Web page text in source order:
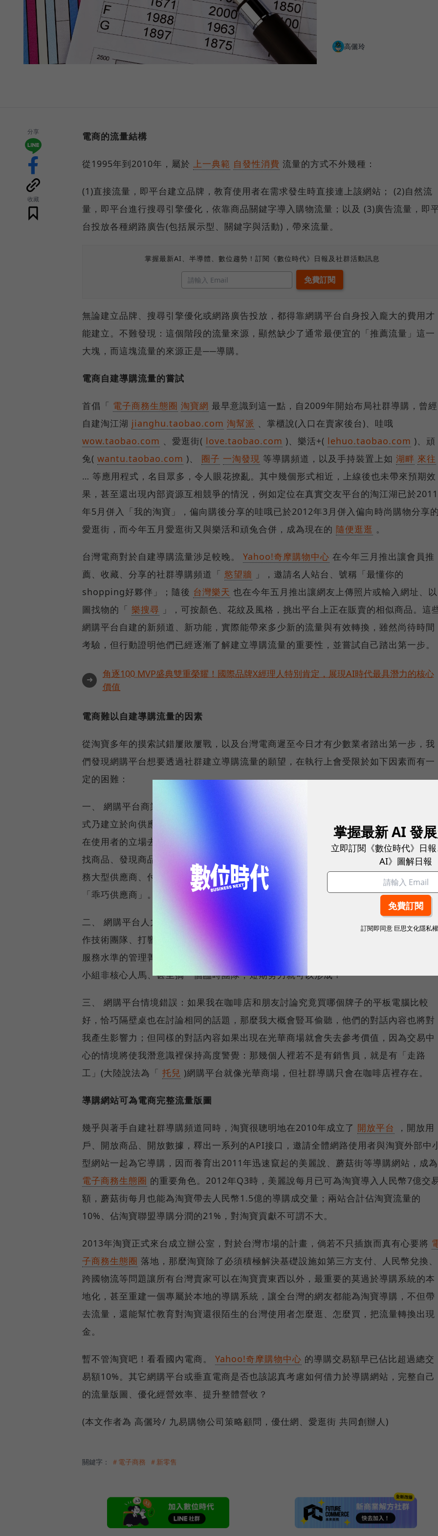
高儷玲
分享
收藏
電商的流量結構
從1995年到2010年，屬於 上一典範 自發性消費 流量的方式不外幾種：
(1)直接流量，即平台建立品牌，教育使用者在需求發生時直接連上該網站； (2)自然流
量，即平台進行搜尋引擎優化，依靠商品關鍵字導入購物流量；以及 (3)廣告流量，即
台投放各種網路廣告(包括展示型、關鍵字與活動)，帶來流量。
掌握最新AI、半導體、數位趨勢！訂閱《數位時代》日報及社群活動訊息
無論建立品牌、搜尋引擎優化或網路廣告投放，都得靠網購平台自身投入龐大的費用才
能建立。不難發現：這個階段的流量來源，顯然缺少了通常最便宜的「推薦流量」這一
大塊，而這塊流量的來源正是──導購。
電商自建導購流量的嘗試
首倡「 電子商務生態圈 淘寶網 最早意識到這一點，自2009年開始布局社群導購，曾經
自建淘江湖 jianghu.taobao.com 淘幫派 、掌櫃說(入口在賣家後台)、哇哦
wow.taobao.com 、愛逛街( love.taobao.com )、樂活+( lehuo.taobao.com )、頑
兔( wantu.taobao.com )、 圈子 一淘發現 等導購頻道，以及手持裝置上如 湖畔 來往
… 等應用程式，名目眾多，令人眼花撩亂。其中幾個形式相近，上線後也未帶來預期效
果，甚至還出現內部資源互相競爭的情況，例如定位在真實交友平台的淘江湖已於2011
年5月併入「我的淘寶」，偏向購後分享的哇哦已於2012年3月併入偏向時尚購物分享
愛逛街，而今年五月愛逛街又與樂活和頑兔合併，成為現在的 隨便逛逛 。
台灣電商對於自建導購流量涉足較晚。 Yahoo!奇摩購物中心 在今年三月推出讓會員推
薦、收藏、分享的社群導購頻道「 慾望牆 」，邀請名人站台、號稱「最懂你的
shopping好夥伴」；隨後 台灣樂天 也在今年五月推出讓網友上傳照片或輸入網址、以
圖找物的「 樂搜尋 」，可按顏色、花紋及風格，挑出平台上正在販賣的相似商品。這
網購平台自建的新頻道、新功能，實際能帶來多少新的流量與有效轉換，雖然尚待時間
考驗，但行動證明他們已經逐漸了解建立導購流量的重要性，並嘗試自己踏出第一步。
➜
角逐100 MVP盛典雙重榮耀！國際品牌X經理人特別肯定，展現AI時代最具潛力的核心
價值
電商難以自建導購流量的因素
從淘寶多年的摸索試錯屢敗屢戰，以及台灣電商遲至今日才有少數業者踏出第一步，我
們發現網購平台想要透過社群建立導購流量的願望，在執行上會受限於如下因素而有一
定的困難：
一、 網購平台商業模式利益衝突：平台看似服務買賣雙方，實則傾向賣方，因其商業模
式乃建立於向供應商收取上架費、銷售分潤以及行銷推廣費用之上。平台幾乎不可能站
在使用者的立場去推薦商品(別忘了使用者要的有時不只是便宜)，也很難以滿足使用者
找商品、發現商品以及純為樂趣的逛街需求作為第一目標，利之所趨，它們必定優先服
務大型供應商、付費供應商以及那些總是願意並且能夠配合平台舉辦折扣促銷活動的
「乖巧供應商」。
二、 網購平台人力資源專長限制：平台所網羅者，主要為掌管商品的大小PM、維護運
作技術團隊、打響通路品牌的行銷專家、舉辦促購活動的銷售人才與提升整體基礎設施
服務水準的管理菁英。但以上完全不包含建立社群的基因與氛圍──真正的社群豈是編
小組非核心人馬、甚至搞一個臨時團隊，短期努力就可以形成？
三、 網購平台情境錯誤：如果我在咖啡店和朋友討論究竟買哪個牌子的平板電腦比較
好，恰巧隔壁桌也在討論相同的話題，那麼我大概會豎耳偷聽，他們的對話內容也將對
我產生影響力；但同樣的對話內容如果出現在光華商場就會失去參考價值，因為交易中
心的情境將使我潛意識裡保持高度警覺：那幾個人裡若不是有銷售員，就是有「走路
工」(大陸說法為「 托兒 )網購平台就像光華商場，但社群導購只會在咖啡店裡存在。
導購網站可為電商完整流量版圖
幾乎與著手自建社群導購頻道同時，淘寶很聰明地在2010年成立了 開放平台
，開放用
戶、開放商品、開放數據，釋出一系列的API接口，邀請全體網路使用者與淘寶外部中
型網站一起為它導購，因而養育出2011年迅速竄起的美麗說、蘑菇街等導購網站，成為
電子商務生態圈 的重要角色。2012年Q3時，美麗說每月已可為淘寶導入人民幣7億交
額，蘑菇街每月也能為淘寶帶去人民幣1.5億的導購成交量；兩站合計佔淘寶流量的
10%、佔淘寶聯盟導購分潤的21%，對淘寶貢獻不可謂不大。
2013年淘寶正式來台成立辦公室，對於台灣市場的計畫，倘若不只插旗而真有心要將
子商務生態圈 落地，那麼淘寶除了必須積極解決基礎設施如第三方支付、人民幣兌換、
跨國物流等問題讓所有台灣賣家可以在淘寶賣東西以外，最重要的莫過於導購系統的本
地化，甚至重建一個專屬於本地的導購系統，讓全台灣的網友都能為淘寶導購，不但帶
去流量，還能幫忙教育對淘寶還很陌生的台灣使用者怎麼逛、怎麼買，把流量轉換出現
金。
暫不管淘寶吧！看看國內電商。 Yahoo!奇摩購物中心 的導購交易額早已佔比超過總交
易額10%。其它網購平台或垂直電商是否也該認真考慮如何借力於導購網站，完整自己
的流量版圖、優化經營效率、提升整體營收？
(本文作者為 高儷玲/ 九易購物公司策略顧問，優仕網、愛逛街 共同創辦人)
關鍵字： ＃電子商務 ＃新零售
掌握最新 AI 發
立即訂閱《數位時代》日
AI》圖解日報
訂閱即同意 巨思文化隱私